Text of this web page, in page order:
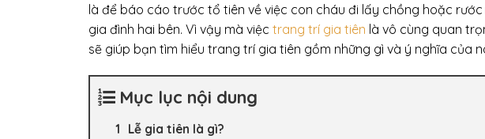
là để báo cáo trước tổ tiên về việc con cháu đi lấy chồng hoặc
gia đình hai bên. Vì vậy mà việc trang trí gia tiên là vô cùng quan
sẽ giúp bạn tìm hiểu trang trí gia tiên gồm những gì và ý nghĩa của
Mục lục nội dung
Lễ gia tiên là gì?